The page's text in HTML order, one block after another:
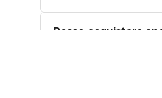
Posso acquistare
Quali categorie di